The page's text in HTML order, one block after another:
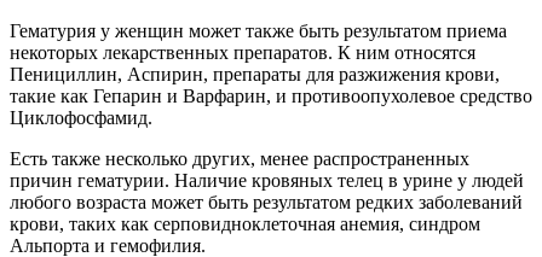
Гематурия у женщин может также быть результатом приема
некоторых лекарственных препаратов. К ним относятся
Пенициллин, Аспирин, препараты для разжижения крови,
такие как Гепарин и Варфарин, и противоопухолевое средство
Циклофосфамид.
Есть также несколько других, менее распространенных
причин гематурии. Наличие кровяных телец в урине у людей
любого возраста может быть результатом редких заболеваний
крови, таких как серповидноклеточная анемия, синдром
Альпорта и гемофилия.